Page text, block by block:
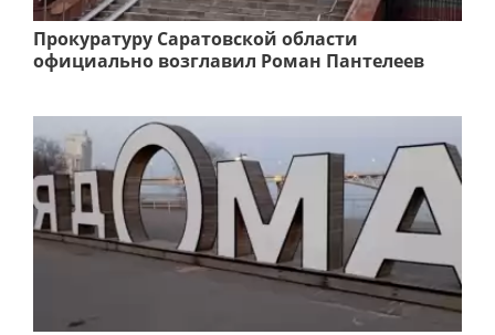
Прокуратуру Саратовской области
официально возглавил Роман Пантелеев